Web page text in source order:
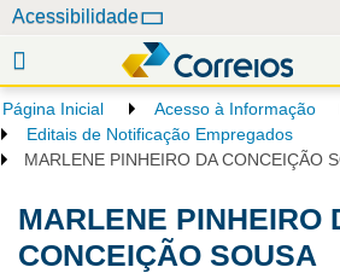
e
g
a
Acessibilidade
Página Inicial Acesso à Informação
Editais de Notificação Empregados
MARLENE PINHEIRO DA CONCEIÇÃO
MARLENE PINHEIRO
CONCEIÇÃO SOUSA